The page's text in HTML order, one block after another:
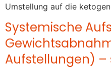
Umstellung auf die
Systemische
Aufstellungen) –